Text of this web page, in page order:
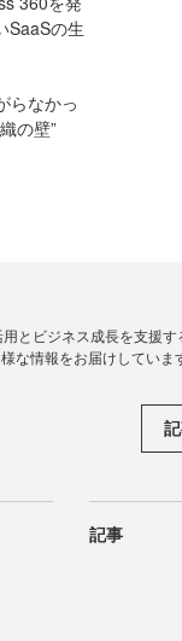
SaaSの生
らなかっ
の壁”
とビジネス成長を支援
な情報をお届けしていま
記事